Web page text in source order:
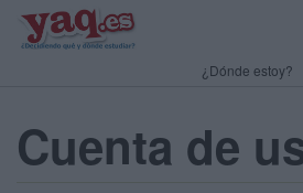
¿Dónde estoy?
Cuenta de